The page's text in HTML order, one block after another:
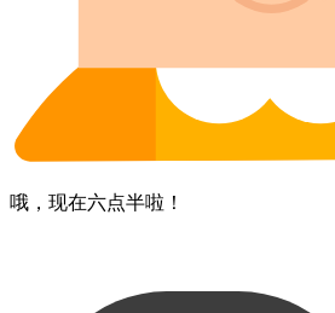
哦，​现在​六点半​啦！